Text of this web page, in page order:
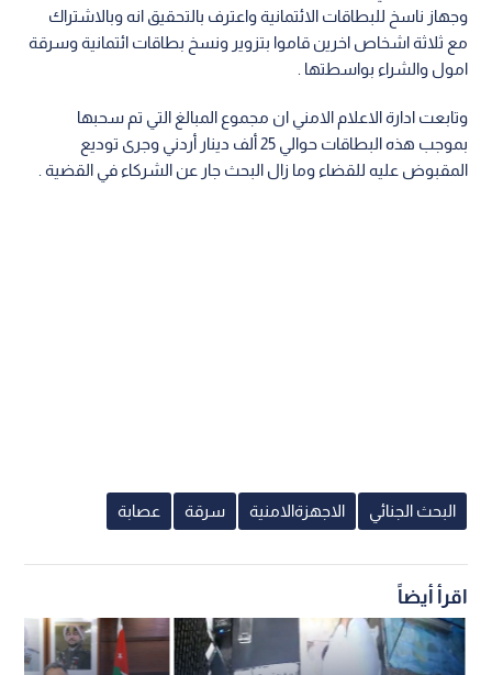
وجهاز ناسخ للبطاقات الائتمانية واعترف بالتحقيق انه وبالاشتراك
مع ثلاثة اشخاص اخرين قاموا بتزوير ونسخ بطاقات ائتمانية وسرقة
امول والشراء بواسطتها .
وتابعت ادارة الاعلام الامني ان مجموع المبالغ التي تم سحبها
بموجب هذه البطاقات حوالي 25 ألف دينار أردني وجرى توديع
المقبوض عليه للقضاء وما زال البحث جار عن الشركاء في القضية .
البحث الجنائي الاجهزةالامنية سرقة عصابة
اقرأ أيضاً